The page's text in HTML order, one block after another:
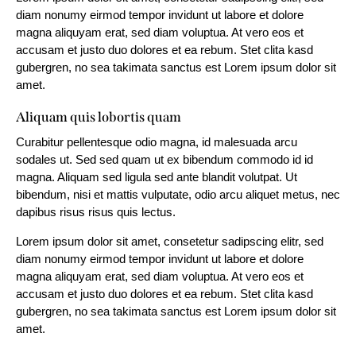
diam nonumy eirmod tempor invidunt ut labore et dolore
magna aliquyam erat, sed diam voluptua. At vero eos et
accusam et justo duo dolores et ea rebum. Stet clita kasd
gubergren, no sea takimata sanctus est Lorem ipsum dolor sit
amet.
Aliquam quis lobortis quam
Curabitur pellentesque odio magna, id malesuada arcu
sodales ut. Sed sed quam ut ex bibendum commodo id id
magna. Aliquam sed ligula sed ante blandit volutpat. Ut
bibendum, nisi et mattis vulputate, odio arcu aliquet metus, nec
dapibus risus risus quis lectus.
Lorem ipsum dolor sit amet, consetetur sadipscing elitr, sed
diam nonumy eirmod tempor invidunt ut labore et dolore
magna aliquyam erat, sed diam voluptua. At vero eos et
accusam et justo duo dolores et ea rebum. Stet clita kasd
gubergren, no sea takimata sanctus est Lorem ipsum dolor sit
amet.